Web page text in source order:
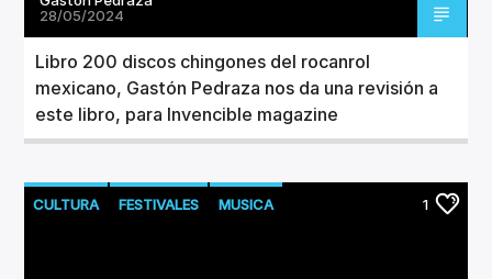
28/05/2024
Libro 200 discos chingones del rocanrol
mexicano, Gastón Pedraza nos da una revisión a
este libro, para Invencible magazine
CULTURA FESTIVALES MUSICA 1